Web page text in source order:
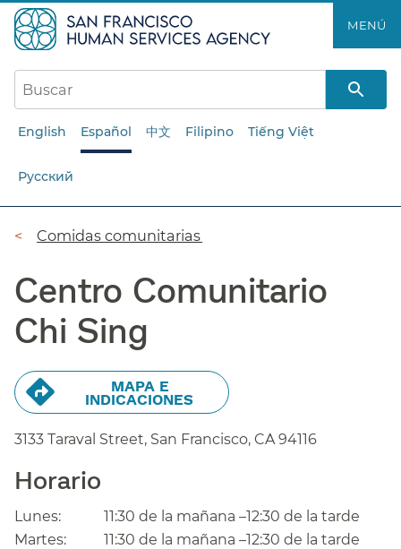
al
contenido
principal​​
MENÚ​​
English Español 中文 Filipino Tiếng Việt
Русский
Ruta
navegación​​
Comidas comunitarias​​
Centro Comunitario
Chi Sing​​
MAPA E
INDICACIONES​​
3133 Taraval Street, San Francisco, CA 94116
Horario​​
Lunes:​​
11:30 de la mañana –12:30 de la tarde​​
Martes:​​
11:30 de la mañana –12:30 de la tarde​​